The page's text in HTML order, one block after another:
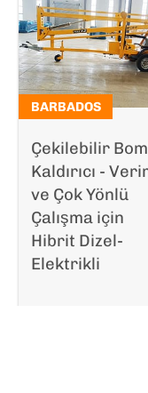
BARBADOS
Çekilebilir
Kaldırıcı -
ve Çok Yönlü
Çalışma için
Hibrit Dizel-
Elektrikli